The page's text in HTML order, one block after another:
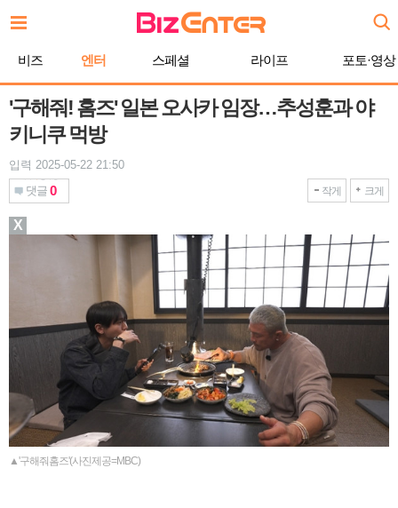
문
비즈 엔터 스페셜 라이프 포토·영상
'구해줘! 홈즈' 일본 오사카 임장…추성훈과 야
키니쿠 먹방
입력 2025-05-22 21:50
댓글 0 작게 크게
▲'구해줘홈즈'(사진제공=MBC)
X